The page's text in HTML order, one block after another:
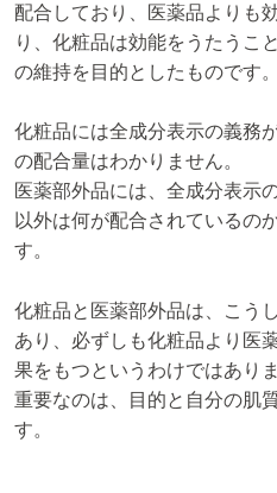
配合しており、医薬品よりも
り、化粧品は効能をうたうこ
の維持を目的としたものです。
化粧品には全成分表示の義務
の配合量はわかりません。
医薬部外品には、全成分表示
以外は何が配合されているの
す。
化粧品と医薬部外品は、こう
あり、必ずしも化粧品より医
果をもつというわけではありま
重要なのは、目的と自分の肌
す。